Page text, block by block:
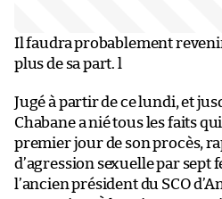
Il faudra probablement
plus de sa part. l
Jugé à partir de ce lundi, et
Chabane a nié tous les faits
premier jour de son procès,
d’agression sexuelle par sept
l’ancien président du SCO